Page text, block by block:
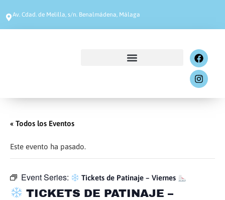
Av. Cdad. de Melilla, s/n. Benalmádena, Málaga
« Todos los Eventos
Este evento ha pasado.
Event Series: Tickets de Patinaje – Viernes
TICKETS DE PATINAJE –